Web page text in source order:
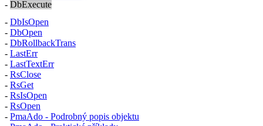
- DbExecute
- DbIsOpen
- DbOpen
- DbRollbackTrans
- LastErr
- LastTextErr
- RsClose
- RsGet
- RsIsOpen
- RsOpen
- PmaAdo - Podrobný popis objektu